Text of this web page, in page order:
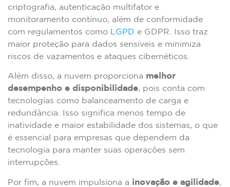
criptografia, autenticação multifator e
monitoramento contínuo, além de conformidade
com regulamentos como LGPD e GDPR. Isso traz
maior proteção para dados sensíveis e minimiza
riscos de vazamentos e ataques cibernéticos.
Além disso, a nuvem proporciona melhor
desempenho e disponibilidade, pois conta com
tecnologias como balanceamento de carga e
redundância. Isso significa menos tempo de
inatividade e maior estabilidade dos sistemas, o que
é essencial para empresas que dependem da
tecnologia para manter suas operações sem
interrupções.
Por fim, a nuvem impulsiona a inovação e agilidade,